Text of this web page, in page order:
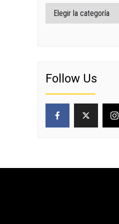
Categorías
Follow Us